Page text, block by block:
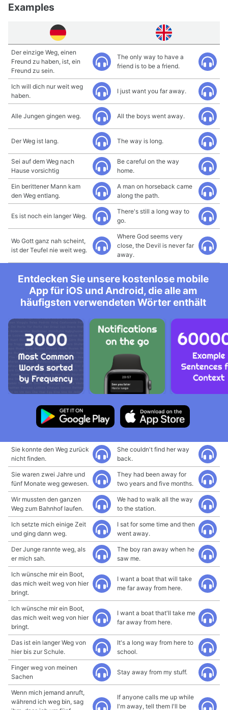
Examples
Der einzige Weg, einen
Freund zu haben, ist, ein
Freund zu sein.
The only way to have a
friend is to be a friend.
Ich will dich nur weit weg
haben.
I just want you far away.
Alle Jungen gingen weg. All the boys went away.
Der Weg ist lang. The way is long.
Sei auf dem Weg nach
Hause vorsichtig
Be careful on the way
home.
Ein berittener Mann kam
den Weg entlang.
A man on horseback came
along the path.
Es ist noch ein langer Weg.
There's still a long way to
go.
Wo Gott ganz nah scheint,
ist der Teufel nie weit weg.
Where God seems very
close, the Devil is never far
away.
Entdecken Sie unsere kostenlose mobile
App für iOS und Android, die alle am
häufigsten verwendeten Wörter enthält
Sie konnte den Weg zurück
nicht finden.
She couldn't find her way
back.
Sie waren zwei Jahre und
fünf Monate weg gewesen.
They had been away for
two years and five months.
Wir mussten den ganzen
Weg zum Bahnhof laufen.
We had to walk all the way
to the station.
Ich setzte mich einige Zeit
und ging dann weg.
I sat for some time and then
went away.
Der Junge rannte weg, als
er mich sah.
The boy ran away when he
saw me.
Ich wünsche mir ein Boot,
das mich weit weg von hier
bringt.
I want a boat that will take
me far away from here.
Ich wünsche mir ein Boot,
das mich weit weg von hier
bringt.
I want a boat that'll take me
far away from here.
Das ist ein langer Weg von
hier bis zur Schule.
It's a long way from here to
school.
Finger weg von meinen
Sachen
Stay away from my stuff.
Wenn mich jemand anruft,
während ich weg bin, sag
If anyone calls me up while
I'm away, tell them I'll be